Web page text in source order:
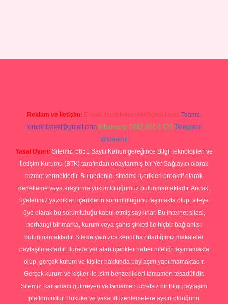
Reklam ve İletişim: E-mail: backlinkpaneli@gmail.com Teams:
forumhizmeti@gmail.com Whatsapp: 0262 606 0 726 Telegram:
@karabul
Yasal Uyarı: Sitemiz, 5651 Sayılı Kanun gereğince Bilgi Teknolojileri ve
İletişim Kurumu (BTK) tarafından onaylanmış bir Yer Sağlayıcı olarak
hizmet vermektedir. Bu nedenle, sitedeki içerikleri proaktif olarak
denetleme veya araştırma yükümlülüğümüz bulunmamaktadır. Ancak,
üyelerimiz yazdıkları içeriklerin sorumluluğunu taşımakta olup, siteye
üye olarak bu sorumluluğu kabul etmiş sayılırlar. Bu internet sitesi,
herhangi bir marka, kurum veya şahıs şirketi ile hiçbir bağlantısı
bulunmamaktadır. Sitede yalnızca kendi hazırladığımız makaleler
paylaşılmaktadır. Burada yer alan içerikler haber niteliği taşımamakta
olup, gerçek kurum ve kişiler hakkında paylaşım yapılmamaktadır.
Gerçek kurum ve kişiler ile isim benzerlikleri tamamen tesadüfidir.
Sitemiz, kar amacı gütmeyen ve tamamen ücretsiz bir bilgi paylaşım
platformudur. Hukuka ve yasal düzenlemelere aykırı olduğunu